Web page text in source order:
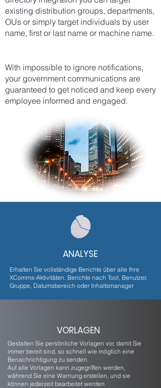
existing distribution groups, departments,
OUs or simply target individuals by user
name, first or last name or machine name.
With impossible to ignore notifications,
your government communications are
guaranteed to get noticed and keep every
employee informed and engaged.
ANALYSE
Erhalten Sie vollständige Berichte über alle Ihre
XComms-Aktivitäten. Berichte nach Tool, Benutzer,
Gruppe, Datumsbereich oder Inhaltsmanager
VORLAGEN
Gestalten Sie persönliche Vorlagen vor, damit Sie
immer bereit sind, so schnell wie möglich eine
Benachrichtigung zu senden.
Auf alle Vorlagen kann zugegriffen werden,
während Sie eine Warnung erstellen, und sie
können jederzeit bearbeitet werden